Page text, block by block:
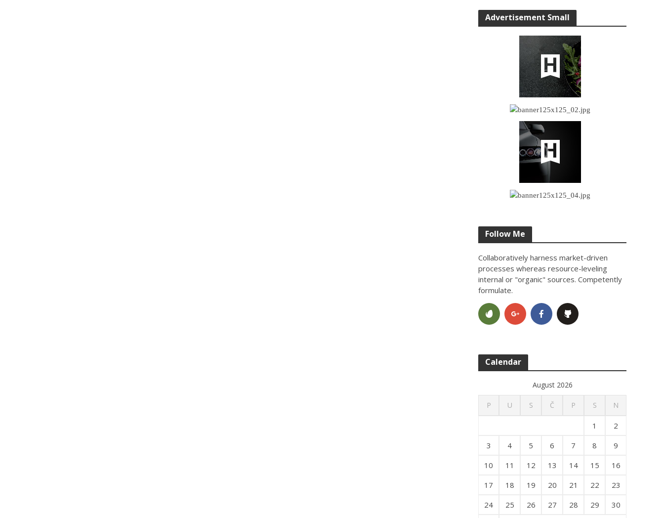
Advertisement Small
Follow Me
Collaboratively harness market-driven
processes whereas resource-leveling
internal or "organic" sources. Competently
formulate.
Calendar
August 2026
P U S Č P S N
1
2
3
4 5 6 7 8
9
10
11 12 13 14 15
16
17
18 19 20 21 22
23
24
25 26 27 28 29
30